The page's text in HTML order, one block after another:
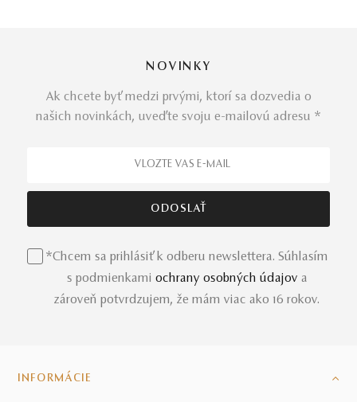
NOVINKY
Ak chcete byť medzi prvými, ktorí sa dozvedia o
našich novinkách, uveďte svoju e-mailovú adresu *
*Chcem sa prihlásiť k odberu newslettera. Súhlasím
s podmienkami ochrany osobných údajov a
zároveň potvrdzujem, že mám viac ako 16 rokov.
INFORMÁCIE